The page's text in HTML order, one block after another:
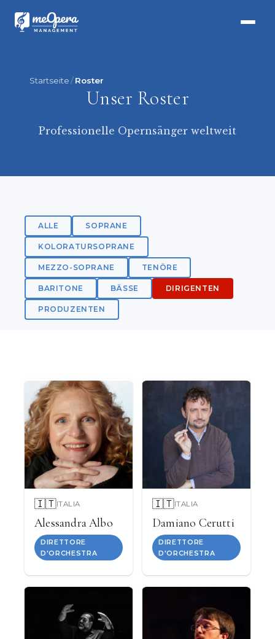
Startseite Roster
Unser Roster
Professionelle Opernsänger weltweit
ALLE SOPRANE
KOLORATURSOPRANE
MEZZO-SOPRANE TENÖRE
BARITONE BÄSSE DIRIGENTEN
PRODUZENTEN
🇮🇹ITALIA
Alessandra Albo
DIRETTORE
D'ORCHESTRA
🇮🇹ITALIA
Damiano Cerutti
DIRETTORE
D'ORCHESTRA